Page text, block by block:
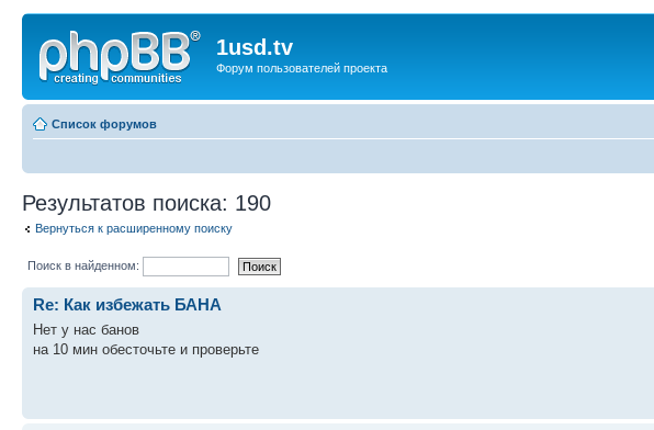
1usd.tv
Форум пользователей проекта
Список форумов
Результатов поиска: 190
Вернуться к расширенному поиску
Поиск в найденном:
Re: Как избежать БАНА
Нет у нас банов
на 10 мин обесточьте и проверьте